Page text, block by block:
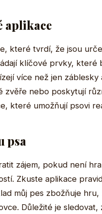
aplikace
které tvrdí, že jsou
klíčové prvky, které
více než jen
zvěře nebo poskytují
které umožňují psovi
psa
zájem, pokud není
Zkuste aplikace
můj pes zbožňuje
Důležité je